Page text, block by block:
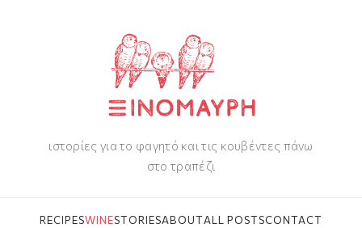
ιστορίες για το φαγητό και τις κουβέντες πάνω
στο τραπέζι
RECIPESWINESTORIESABOUTALL POSTSCONTACT